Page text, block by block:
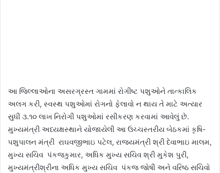
આ જિલ્લાઓના અસરગ્રસ્ત ગામમાં રોગીષ્ટ પશુઓને તાત્કાલિક
અલગ કરી, સ્વસ્થ પશુઓમાં રોગનો ફેલાવો ન થાય તે માટે અત્યાર
સુધી ૩.૧૦ લાખ નિરોગી પશુઓમાં રસીકરણ કરવામાં આવેલું છે.
મુખ્યમંત્રી અધ્યક્ષસ્થાને યોજાયેલી આ ઉચ્ચસ્તરીય બેઠકમાં કૃષિ-
પશુપાલન મંત્રી રાઘવજીભાઇ પટેલ, રાજ્યમંત્રી શ્રી દેવાભાઇ માલમ,
મુખ્ય સચિવ પંકજકુમાર, અધિક મુખ્ય સચિવ શ્રી મુકેશ પુરી,
મુખ્યમંત્રીશ્રીના અધિક મુખ્ય સચિવ પંકજ જોષી અને વરિષ્ઠ સચિવો